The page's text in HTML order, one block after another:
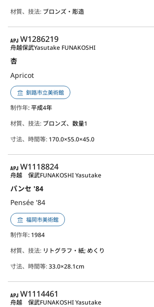
材質、技法: ブロンズ・彫造
APJ
W1286219
杏
Apricot
舟越保武Yasutake FUNAKOSHI
釧路市立美術館
制作年: 平成4年
材質、技法: ブロンズ、数量1
寸法、時間等: 170.0×55.0×45.0
APJ
W1118824
パンセ '84
Pensée '84
舟越 保武FUNAKOSHI Yasutake
福岡市美術館
制作年: 1984
材質、技法: リトグラフ・紙; めくり
寸法、時間等:33.0×28.1cm
APJ
W1114461
舟越 保武FUNAKOSHI Yasutake